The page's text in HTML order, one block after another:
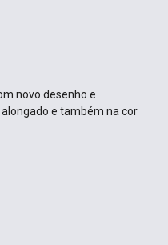
novo desenho e
e também na cor